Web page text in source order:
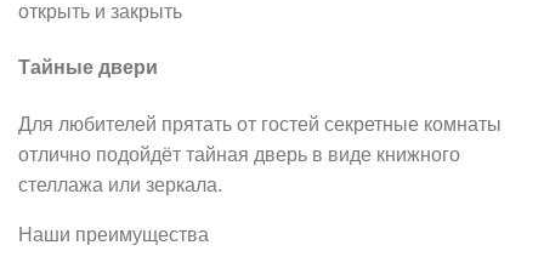
открыть и закрыть
Тайные двери
Для любителей прятать от гостей секретные комнаты
отлично подойдёт тайная дверь в виде книжного
стеллажа или зеркала.
Наши преимущества